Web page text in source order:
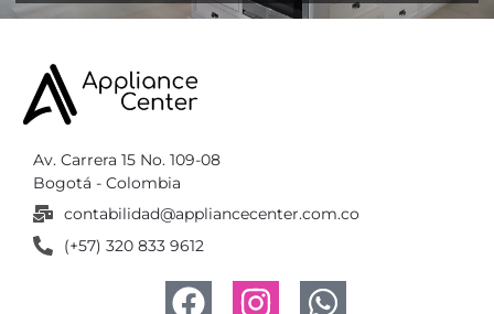
Av. Carrera 15 No. 109-08
Bogotá - Colombia
contabilidad@appliancecenter.com.co
(+57) 320 833 9612